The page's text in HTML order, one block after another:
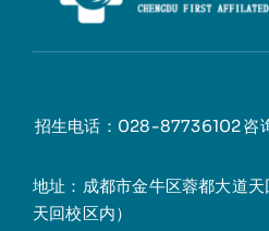
招生电话：028-87736102咨
地址：成都市金牛区蓉都大道
天回校区内）